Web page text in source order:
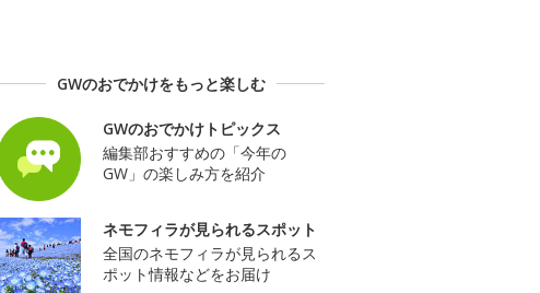
GWのおでかけをもっと楽しむ
GWのおでかけトピックス
編集部おすすめの「今年の
GW」の楽しみ方を紹介
ネモフィラが見られるスポット
全国のネモフィラが見られるス
ポット情報などをお届け